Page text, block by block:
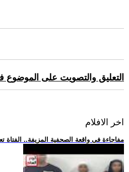
التعليق والتصويت على الموضوع
اخر الافلام
.. مفاجاءة فى واقعة الصحفية المزيفة..